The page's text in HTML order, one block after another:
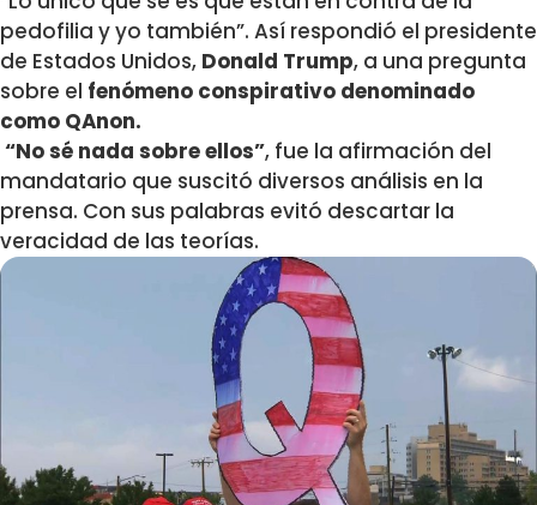
pedofilia y yo también”. Así respondió el presidente
de Estados Unidos, Donald Trump, a una pregunta
sobre el fenómeno conspirativo denominado
como QAnon.
“No sé nada sobre ellos”, fue la afirmación del
mandatario que suscitó diversos análisis en la
prensa. Con sus palabras evitó descartar la
veracidad de las teorías.